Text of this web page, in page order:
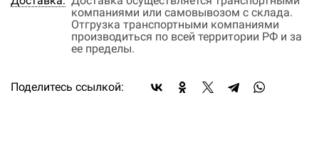
компаниями или самовывозом с склада.
Отгрузка транспортными компаниями
производиться по всей территории РФ и за
ее пределы.
Поделитесь ссылкой: